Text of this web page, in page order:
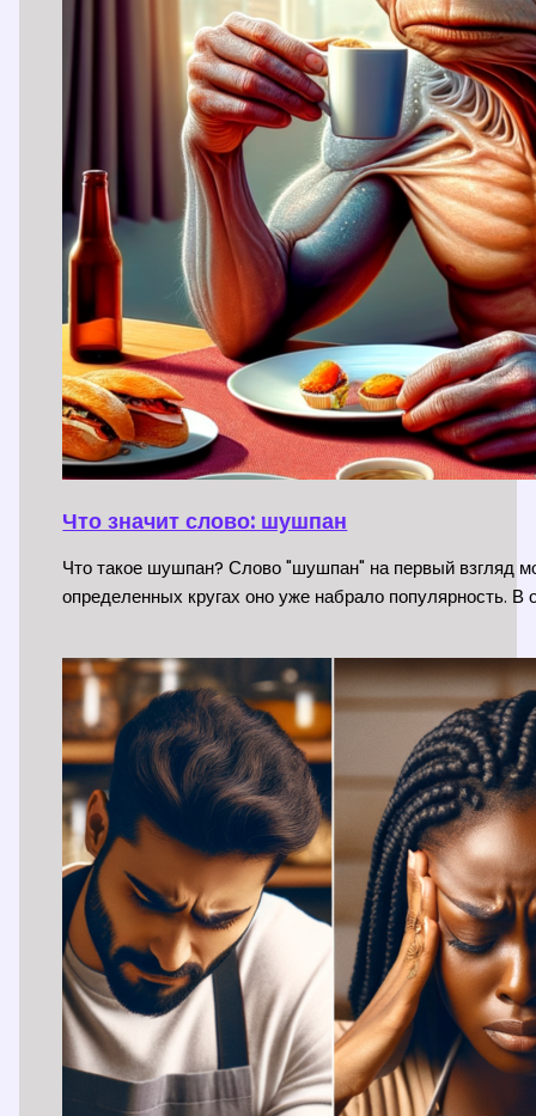
Что значит слово: шушпан
Что такое шушпан? Слово "шушпан" на первый взгляд
определенных кругах оно уже набрало популярность.